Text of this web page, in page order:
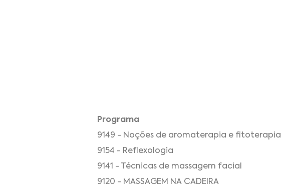
Programa
9149 - Noções de aromaterapia e fitoterapia
9154 - Reflexologia
9141 - Técnicas de massagem facial
9120 - MASSAGEM NA CADEIRA